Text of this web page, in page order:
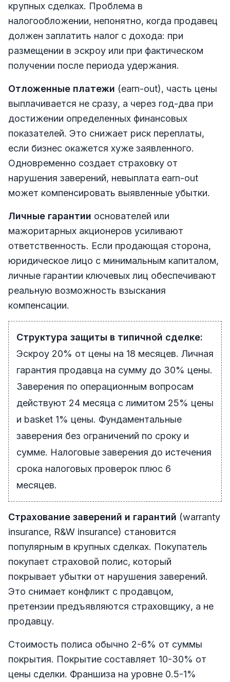
крупных сделках. Проблема в
налогообложении, непонятно, когда продавец
должен заплатить налог с дохода: при
размещении в эскроу или при фактическом
получении после периода удержания.
Отложенные платежи (earn-out), часть цены
выплачивается не сразу, а через год-два при
достижении определенных финансовых
показателей. Это снижает риск переплаты,
если бизнес окажется хуже заявленного.
Одновременно создает страховку от
нарушения заверений, невыплата earn-out
может компенсировать выявленные убытки.
Личные гарантии основателей или
мажоритарных акционеров усиливают
ответственность. Если продающая сторона,
юридическое лицо с минимальным капиталом,
личные гарантии ключевых лиц обеспечивают
реальную возможность взыскания
компенсации.
Структура защиты в типичной сделке:
Эскроу 20% от цены на 18 месяцев. Личная
гарантия продавца на сумму до 30% цены.
Заверения по операционным вопросам
действуют 24 месяца с лимитом 25% цены
и basket 1% цены. Фундаментальные
заверения без ограничений по сроку и
сумме. Налоговые заверения до истечения
срока налоговых проверок плюс 6
месяцев.
Страхование заверений и гарантий (warranty
insurance, R&W insurance) становится
популярным в крупных сделках. Покупатель
покупает страховой полис, который
покрывает убытки от нарушения заверений.
Это снимает конфликт с продавцом,
претензии предъявляются страховщику, а не
продавцу.
Стоимость полиса обычно 2-6% от суммы
покрытия. Покрытие составляет 10-30% от
цены сделки. Франшиза на уровне 0.5-1%